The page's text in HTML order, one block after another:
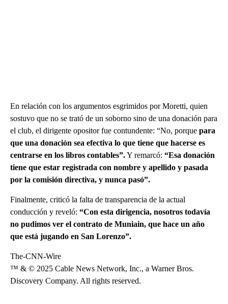
En relación con los argumentos esgrimidos por Moretti, quien
sostuvo que no se trató de un soborno sino de una donación para
el club, el dirigente opositor fue contundente: “No, porque para
que una donación sea efectiva lo que tiene que hacerse es
centrarse en los libros contables”.Y remarcó: “Esa donación
tiene que estar registrada con nombre y apellido y pasada
por la comisión directiva, y nunca pasó”.
Finalmente, criticó la falta de transparencia de la actual
conducción y reveló: “Con esta dirigencia, nosotros todavía
no pudimos ver el contrato de Muniain, que hace un año
que está jugando en San Lorenzo”.
The-CNN-Wire
™ & © 2025 Cable News Network, Inc., a Warner Bros.
Discovery Company. All rights reserved.